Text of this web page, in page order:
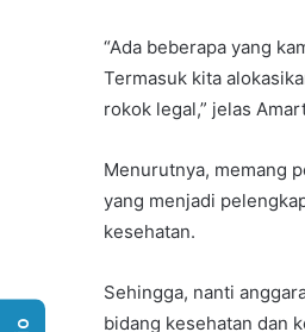
“Ada beberapa yang
Termasuk kita
rokok legal,” jelas
Menurutnya, memang
yang menjadi
kesehatan.
Sehingga, nanti
bidang kesehatan dan